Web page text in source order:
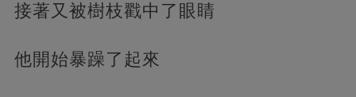
接著又被樹枝戳中了眼睛
他開始暴躁了起來